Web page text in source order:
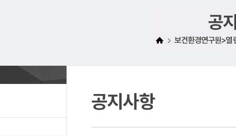
공
보건환경연구원>열
공지사항